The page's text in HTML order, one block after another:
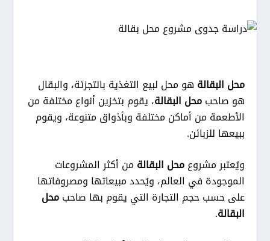
محل البقالة هو محل لبيع التغذية بالتجزئة، والبقال
هو صاحبمحل البقالة، يقوم بتخزين أنواع مختلفة من
الأطعمة من أماكن مختلفة وبأذواق متنوعة، ويقوم
ببيعها للزبائن.
ويُعتبر مشروعمحل البقالةمن أكثر المشروعات
الموجودة في العالم، ويُحدد مبيعاتها ومصروفاتها
على حسب حجم التجارة التي يقوم بها صاحبمحل
البقالة.